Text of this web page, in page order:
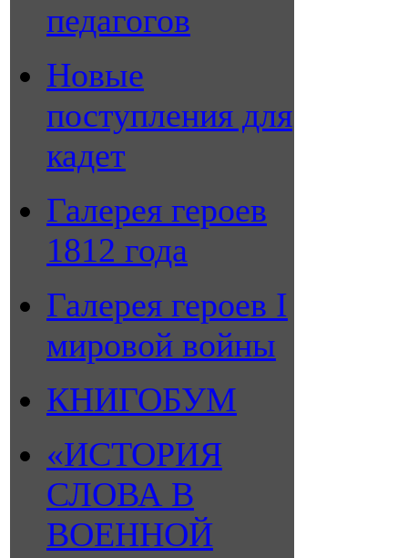
педагогов
Новые
поступления для
кадет
Галерея героев
1812 года
Галерея героев I
мировой войны
КНИГОБУМ
«ИСТОРИЯ
СЛОВА В
ВОЕННОЙ